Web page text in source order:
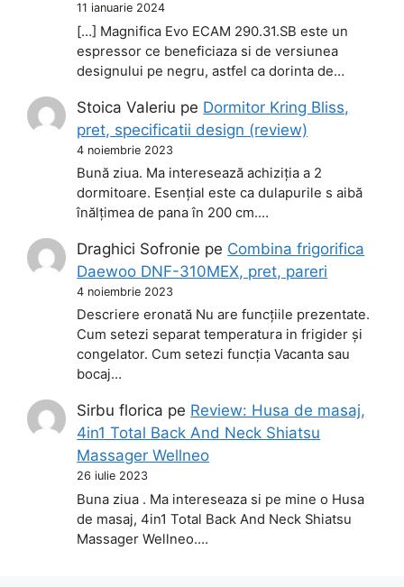
11 ianuarie 2024
[…] Magnifica Evo ECAM 290.31.SB este un
espressor ce beneficiaza si de versiunea
designului pe negru, astfel ca dorinta de…
Stoica Valeriu pe Dormitor Kring Bliss,
pret, specificatii design (review)
4 noiembrie 2023
Bună ziua. Ma interesează achiziția a 2
dormitoare. Esențial este ca dulapurile s aibă
înălțimea de pana în 200 cm.…
Draghici Sofronie pe Combina frigorifica
Daewoo DNF-310MEX, pret, pareri
4 noiembrie 2023
Descriere eronată Nu are funcțiile prezentate.
Cum setezi separat temperatura in frigider și
congelator. Cum setezi funcția Vacanta sau
bocaj…
Sirbu florica pe Review: Husa de masaj,
4in1 Total Back And Neck Shiatsu
Massager Wellneo
26 iulie 2023
Buna ziua . Ma intereseaza si pe mine o Husa
de masaj, 4in1 Total Back And Neck Shiatsu
Massager Wellneo.…